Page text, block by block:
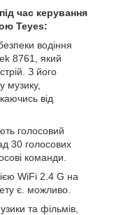
час керування
Teyes:
водіння
8761, який
З його
музику,
від
голосовий
30 голосових
команди.
WiFi 2.4 G на
є. можливо.
та фільмів,